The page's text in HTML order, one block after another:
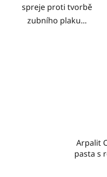
spreje proti tvorbě
zubního plaku...
Arpalit
pasta s